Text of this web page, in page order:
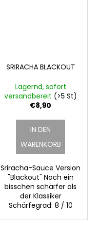
SRIRACHA BLACKOUT
Lagernd, sofort
versandbereit (>5 St)
€8,90
IN DEN
WARENKORB
Sriracha-Sauce Version
"Blackout" Noch ein
bisschen schärfer als
der Klassiker
Schärfegrad: 8 / 10